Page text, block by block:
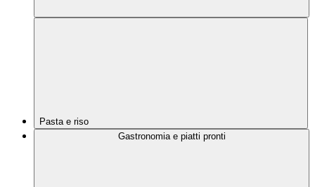
Pasta e riso
Gastronomia e piatti pronti